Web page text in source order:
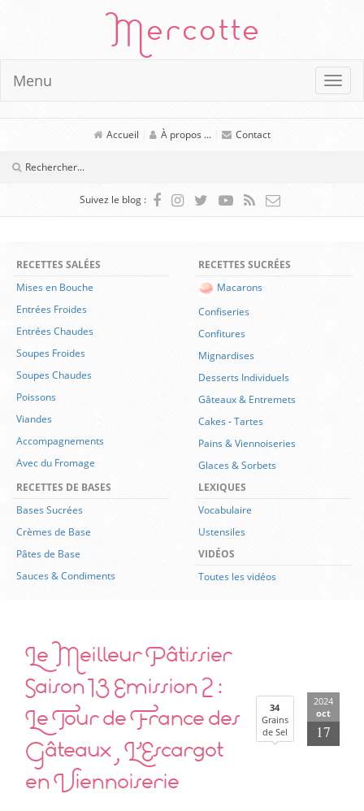
Mercotte
Menu
Accueil À propos ... Contact
Suivez le blog :
RECETTES SALÉES
Mises en Bouche
Entrées Froides
Entrées Chaudes
Soupes Froides
Soupes Chaudes
Poissons
Viandes
Accompagnements
Avec du Fromage
RECETTES SUCRÉES
Macarons
Confiseries
Confitures
Mignardises
Desserts Individuels
Gâteaux & Entremets
Cakes-Tartes
Pains & Viennoiseries
Glaces & Sorbets
RECETTES DE BASES
Bases Sucrées
Crèmes de Base
Pâtes de Base
Sauces & Condiments
LEXIQUES
Vocabulaire
Ustensiles
VIDÉOS
Toutes les vidéos
Le Meilleur Pâtissier
Saison 13 Emission 2 :
Le Tour de France des
Gâteaux , L’Escargot
en Viennoiserie
34
Grains
de Sel
2024
oct
17